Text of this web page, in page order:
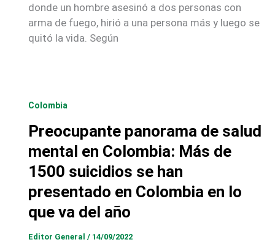
donde un hombre asesinó a dos personas con
arma de fuego, hirió a una persona más y luego se
quitó la vida. Según
Colombia
Preocupante panorama de salud
mental en Colombia: Más de
1500 suicidios se han
presentado en Colombia en lo
que va del año
Editor General / 14/09/2022